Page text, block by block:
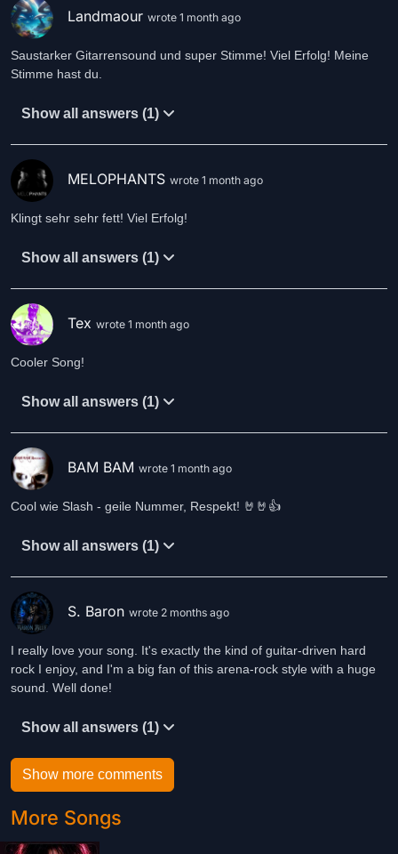
Landmaour wrote 1 month ago
Saustarker Gitarrensound und super Stimme! Viel Erfolg! Meine
Stimme hast du.
Show all answers (1)
MELOPHANTS wrote 1 month ago
Klingt sehr sehr fett! Viel Erfolg!
Show all answers (1)
Tex wrote 1 month ago
Cooler Song!
Show all answers (1)
BAM BAM wrote 1 month ago
Cool wie Slash - geile Nummer, Respekt! 🤘🤘👍
Show all answers (1)
S. Baron wrote 2 months ago
I really love your song. It's exactly the kind of guitar-driven hard
rock I enjoy, and I'm a big fan of this arena-rock style with a huge
sound. Well done!
Show all answers (1)
Show more comments
More Songs